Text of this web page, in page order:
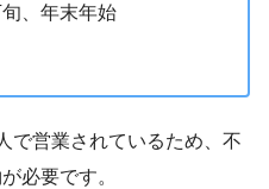
、年末年始
で営業されているため、不
必要です。